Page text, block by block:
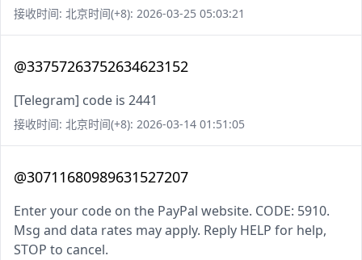
接收时间: 北京时间(+8): 2026-03-25 05:03:21
@33757263752634623152
[Telegram] code is 2441
接收时间: 北京时间(+8): 2026-03-14 01:51:05
@30711680989631527207
Enter your code on the PayPal website. CODE: 5910.
Msg and data rates may apply. Reply HELP for help,
STOP to cancel.